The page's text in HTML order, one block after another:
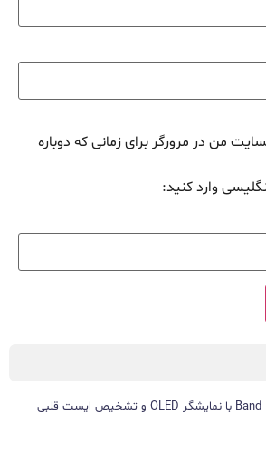
من در مرورگر برای زمانی که دوباره
وارد کنید:
مچ‌بند هوشمند آنر Band 11 با نمایشگر OLED و تشخیص ایست قلبی